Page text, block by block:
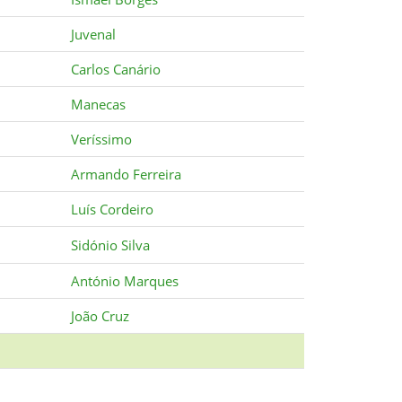
Juvenal
Carlos Canário
Manecas
Veríssimo
Armando Ferreira
Luís Cordeiro
Sidónio Silva
António Marques
João Cruz